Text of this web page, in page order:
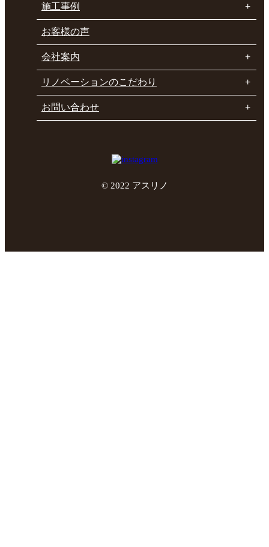
施工事例
お客様の声
会社案内
リノベーションのこだわり
お問い合わせ
© 2022 アスリノ